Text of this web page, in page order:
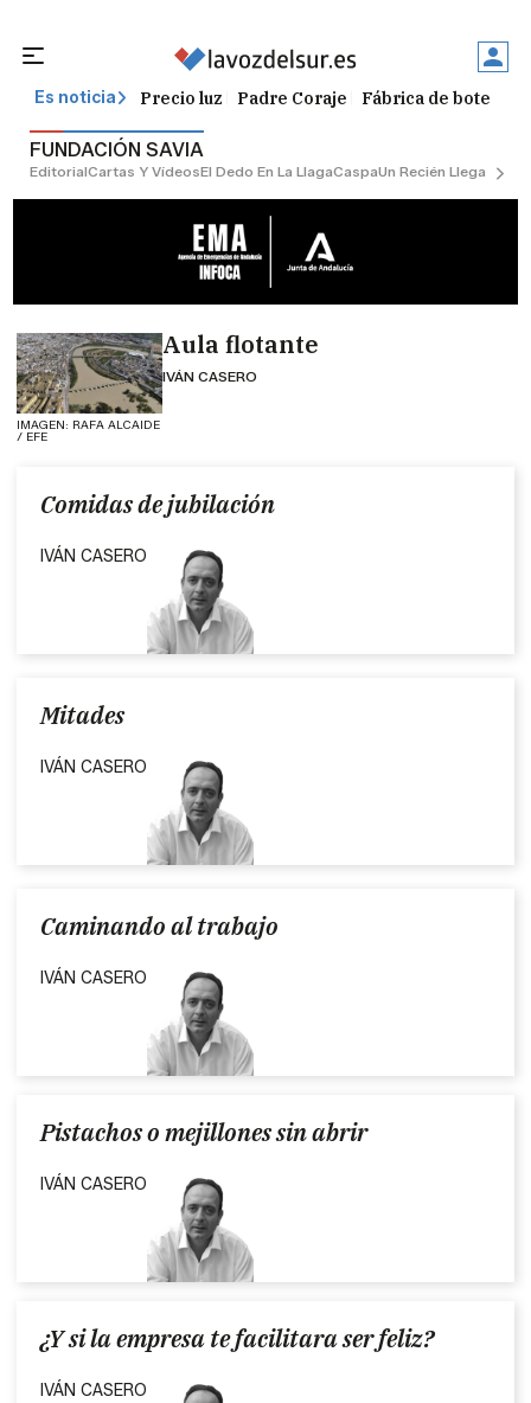
Es noticia Precio luz Padre Coraje Fábrica de botellas
FUNDACIÓN SAVIA
EditorialCartas Y VídeosEl Dedo En La LlagaCaspaUn Recién Llegado
IMAGEN: RAFA ALCAIDE
/ EFE
Aula flotante
IVÁN CASERO
Comidas de jubilación
IVÁN CASERO
Mitades
IVÁN CASERO
Caminando al trabajo
IVÁN CASERO
Pistachos o mejillones sin abrir
IVÁN CASERO
¿Y si la empresa te facilitara ser feliz?
IVÁN CASERO